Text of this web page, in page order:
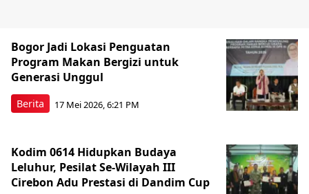
Berita
Bogor Jadi Lokasi Penguatan
Program Makan Bergizi untuk
Generasi Unggul
17 Mei 2026, 6:21 PM
Kodim 0614 Hidupkan Budaya
Leluhur, Pesilat Se-Wilayah III
Cirebon Adu Prestasi di Dandim Cup